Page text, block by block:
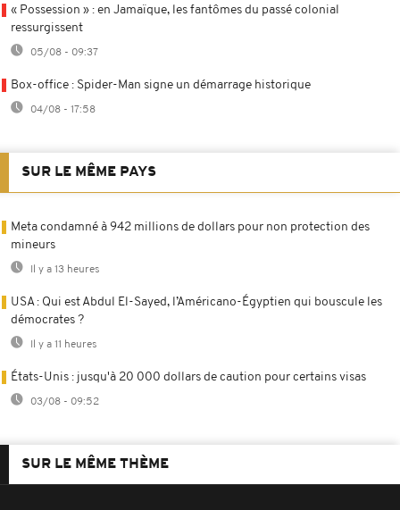
« Possession » : en Jamaïque, les fantômes du passé colonial
ressurgissent
05/08 - 09:37
Box-office : Spider-Man signe un démarrage historique
04/08 - 17:58
SUR LE MÊME PAYS
Meta condamné à 942 millions de dollars pour non protection des
mineurs
Il y a 13 heures
USA : Qui est Abdul El-Sayed, l’Américano-Égyptien qui bouscule les
démocrates ?
Il y a 11 heures
États-Unis : jusqu'à 20 000 dollars de caution pour certains visas
03/08 - 09:52
SUR LE MÊME THÈME